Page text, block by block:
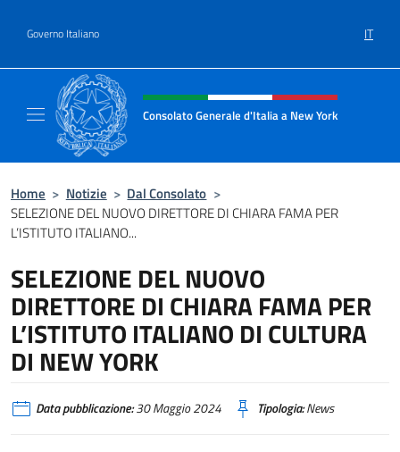
Governo Italiano IT
Intestazione sito, social e menù
Consolato Generale d'Italia a New York
Home > Notizie > Dal Consolato >
SELEZIONE DEL NUOVO DIRETTORE DI CHIARA FAMA PER
L’ISTITUTO ITALIANO...
SELEZIONE DEL NUOVO
DIRETTORE DI CHIARA FAMA PER
L’ISTITUTO ITALIANO DI CULTURA
DI NEW YORK
Data pubblicazione:30 Maggio 2024 Tipologia:News